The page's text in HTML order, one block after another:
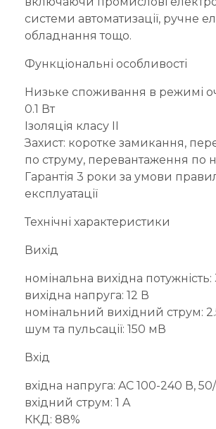
системи автоматизації, ручне
обладнання тощо.
Функціональні особливості
Низьке споживання в режимі
0.1 Вт
Ізоляція класу II
Захист: коротке замикання,
по струму, перевантаження по
Гарантія 3 роки за умови
експлуатації
Технічні характеристики
Вихід
номінальна вихідна потужність:
вихідна напруга: 12 В
номінальний вихідний струм:
шум та пульсації: 150 мВ
Вхід
вхідна напруга: AC 100-240 В,
вхідний струм: 1 A
ККД: 88%